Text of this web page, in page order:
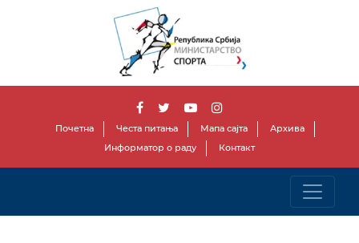
Почетна Честа питања Мапа сајта
Архива
Информатор о раду
Контакт